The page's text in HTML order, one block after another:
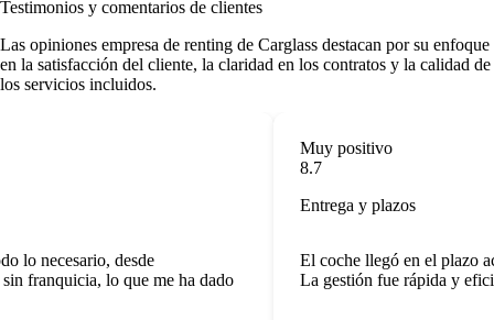
Testimonios y comentarios de clientes
Las opiniones empresa de renting de Carglass destacan por su enfoque
en la satisfacción del cliente, la claridad en los contratos y la calidad de
los servicios incluidos.
lo necesario, desde
franquicia, lo que me ha dado
Muy positivo
8.7
Entrega y plazos
El coche llegó en el plazo
La gestión fue rápida y